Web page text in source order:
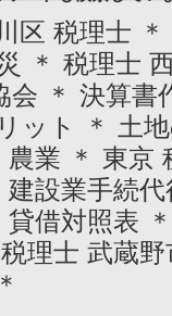
区 税理士
＊ 税理士
会 ＊ 決算書
ット ＊ 土
農業 ＊ 東京
建設業手続
借対照表
理士 武蔵